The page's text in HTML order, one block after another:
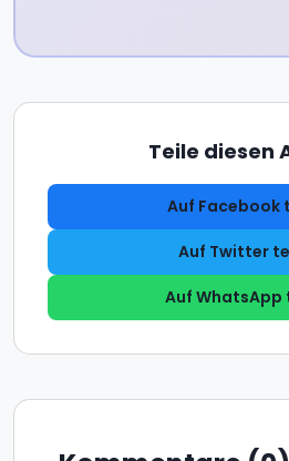
Teile diesen
Auf Facebook
Auf Twitter
Auf WhatsApp